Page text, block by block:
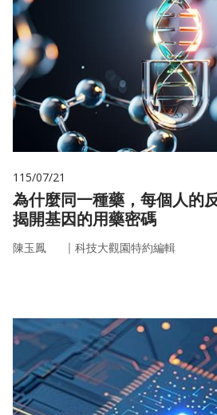
115/07/21
為什麼同一種藥，每個人
揭開基因的用藥密碼
陳玉鳳 ｜ 科技大觀園特約編輯